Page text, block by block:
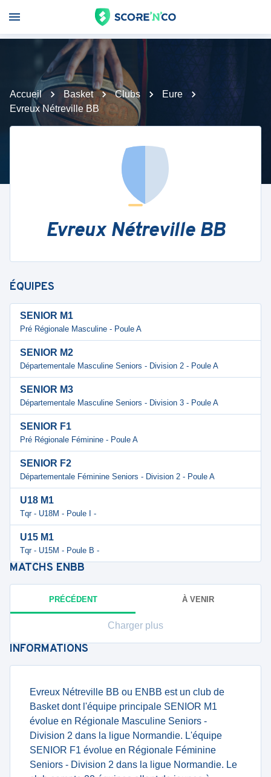
Accueil Basket Clubs
Eure
Evreux Nétreville BB
Evreux Nétreville BB
ÉQUIPES
SENIOR M1
Pré Régionale Masculine - Poule A
SENIOR M2
Départementale Masculine Seniors - Division 2 - Poule A
SENIOR M3
Départementale Masculine Seniors - Division 3 - Poule A
SENIOR F1
Pré Régionale Féminine - Poule A
SENIOR F2
Départementale Féminine Seniors - Division 2 - Poule A
U18 M1
Tqr - U18M - Poule I -
U15 M1
Tqr - U15M - Poule B -
MATCHS ENBB
PRÉCÉDENT À VENIR
Charger plus
INFORMATIONS
Evreux Nétreville BB ou ENBB est un club de
Basket dont l'équipe principale SENIOR M1
évolue en Régionale Masculine Seniors -
Division 2 dans la ligue Normandie. L'équipe
SENIOR F1 évolue en Régionale Féminine
Seniors - Division 2 dans la ligue Normandie. Le